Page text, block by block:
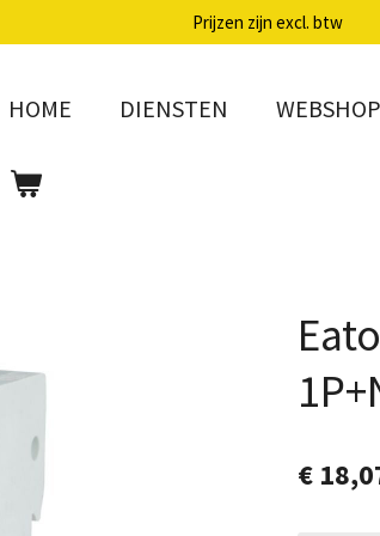
Prijzen zijn excl. btw
HOME DIENSTEN WEBSHOP
€